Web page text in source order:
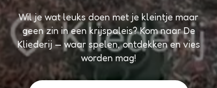
Wil je wat leuks doen met je kleintje maar
geen zin in een krijspaleis? Kom naar De
Kliederij — waar spelen, ontdekken en vies
worden mag!